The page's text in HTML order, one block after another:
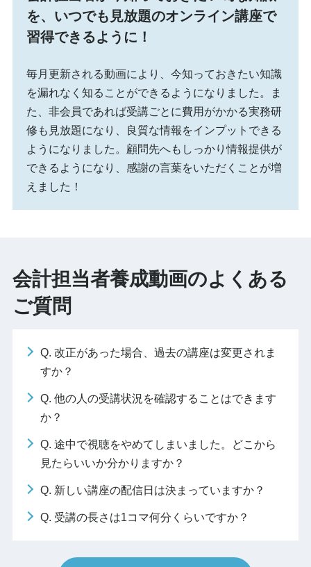
を、いつでも見放題のオンライン講座で
習得できるように！
毎月更新される動画により、今知っておきたい知識
を漏れなく知ることができるようになりました。ま
た、非会員であれば受講ごとに費用がかかる実務研
修も見放題になり、良質な情報をインプットできる
ようになりました。顧問先へもしっかり情報提供が
できるようになり、感謝の言葉をいただくことが増
えました！
会計担当者養成動画のよくある
ご質問
Q. 改正があった場合、過去の講座は変更されま
すか？
Q. 他の人の受講状況を確認することはできます
か？
Q. 途中で視聴をやめてしまいました。どこから
見たらいいか分かりますか？
Q. 新しい講座の配信日は決まっていますか？
Q. 受講の長さは1コマ何分くらいですか？